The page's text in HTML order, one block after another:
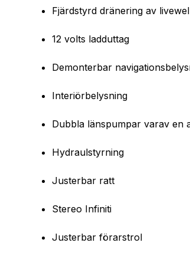
Fjärdstyrd dränering av
12 volts ladduttag
Demonterbar
Interiörbelysning
Dubbla länspumpar varav en
Hydraulstyrning
Justerbar ratt
Stereo Infiniti
Justerbar förarstrol